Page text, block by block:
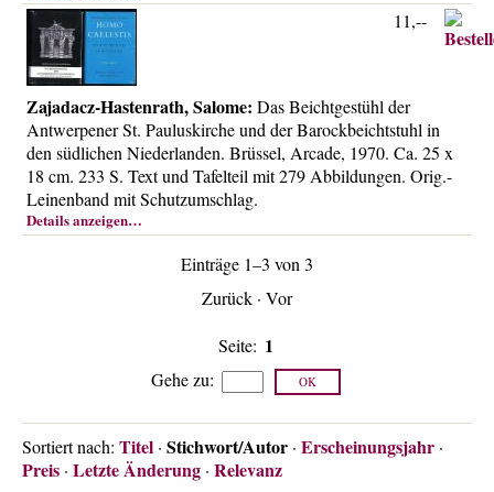
Zajadacz-Hastenrath, Salome: Das Beichtgestühl der
Antwerpener St. Pauluskirche und der Barockbeichtstuhl in
den südlichen Niederlanden. Brüssel, Arcade, 1970. Ca. 25 x
18 cm. 233 S. Text und Tafelteil mit 279 Abbildungen. Orig.-
Leinenband mit Schutzumschlag.
Details anzeigen…
11,--
Einträge 1–3 von 3
Zurück · Vor
Seite: 1
Gehe zu:
Sortiert nach: Titel · Stichwort/Autor · Erscheinungsjahr ·
Preis · Letzte Änderung · Relevanz